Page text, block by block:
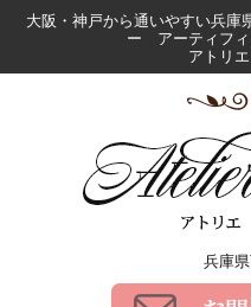
大阪・神戸から通いやすい兵庫
ー アーティフ
アトリ
兵庫